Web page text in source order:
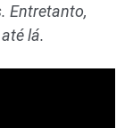
Entretanto,
lá.